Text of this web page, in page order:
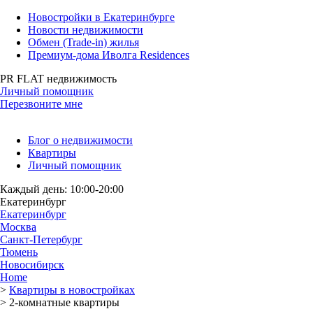
Новостройки в Екатеринбурге
Новости недвижимости
Обмен (Trade-in) жилья
Премиум-дома Иволга Residences
PR FLAT недвижимость
Личный помощник
Перезвоните мне
Блог о недвижимости
Квартиры
Личный помощник
Каждый день: 10:00-20:00
Екатеринбург
Екатеринбург
Москва
Санкт-Петербург
Тюмень
Новосибирск
Home
> Квартиры в новостройках
> 2-комнатные квартиры